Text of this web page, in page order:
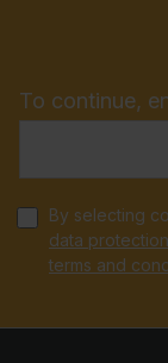
To continue,
By selecting
data
terms and